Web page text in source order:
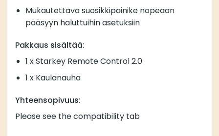
Mukautettava suosikkipainike nopeaan
pääsyyn haluttuihin asetuksiin
Pakkaus sisältää:
1 x Starkey Remote Control 2.0
1 x Kaulanauha
Yhteensopivuus:
Please see the compatibility tab